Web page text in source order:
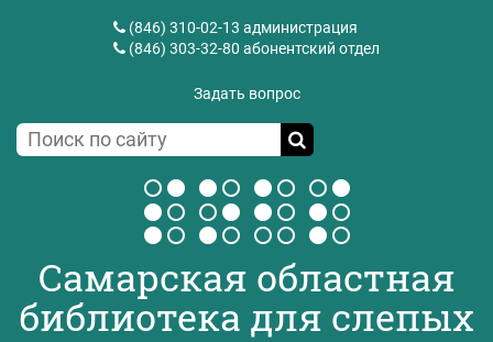
(846) 310-02-13 администрация
(846) 303-32-80 абонентский отдел
Задать вопрос
Самарская областная
библиотека для слепых